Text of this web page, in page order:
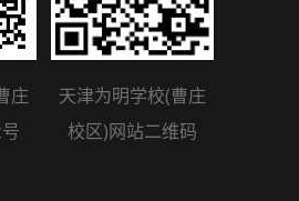
庄
天津为明学校(曹庄
校区)网站二维码